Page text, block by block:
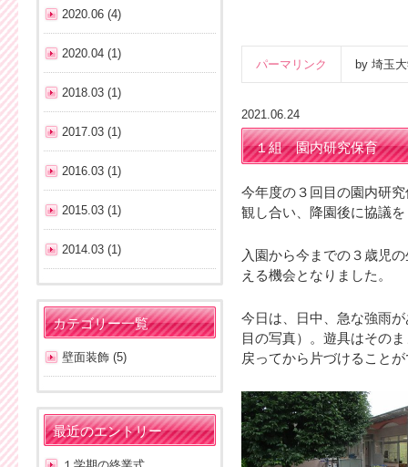
パーマリンク by 埼玉
2021.06.24
１組 園内研究保育
今年度の３回目の園内研
観し合い、降園後に協議
入園から今までの３歳児
える機会となりました。
今日は、日中、急な強雨
目の写真）。遊具はその
戻ってから片づけること
2020.06 (4)
2020.04 (1)
2018.03 (1)
2017.03 (1)
2016.03 (1)
2015.03 (1)
2014.03 (1)
カテゴリー一覧
壁面装飾 (5)
最近のエントリー